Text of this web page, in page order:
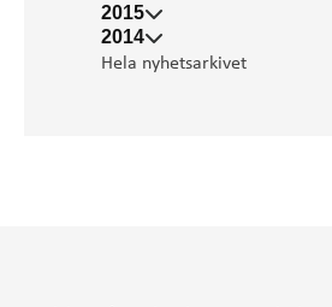
2015
2014
Hela nyhetsarkivet